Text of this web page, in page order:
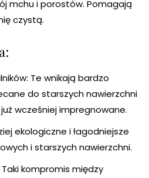
mchu i porostów. Pomagają
czystą.
Te wnikają bardzo
do starszych nawierzchni
wcześniej impregnowane.
ekologiczne i łagodniejsze
i starszych nawierzchni.
kompromis między